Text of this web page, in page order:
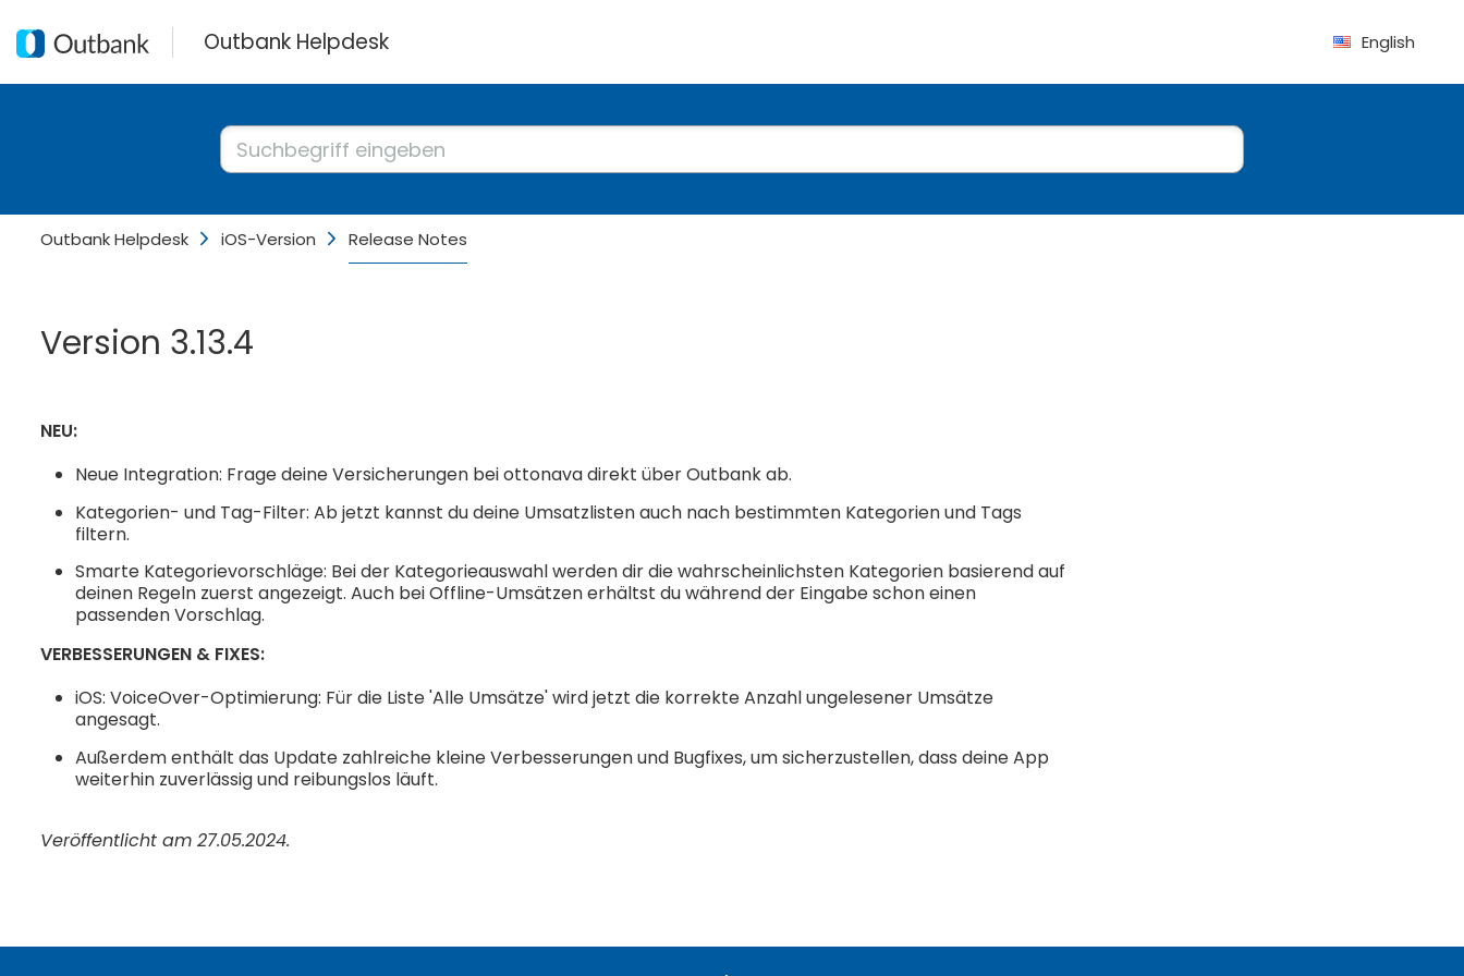
Outbank Helpdesk English
Outbank Helpdesk iOS-Version Release Notes
Version 3.13.4
NEU:
Neue Integration: Frage deine Versicherungen bei ottonava direkt über Outbank ab.
Kategorien- und Tag-Filter: Ab jetzt kannst du deine Umsatzlisten auch nach bestimmten Kategorien und Tags
filtern.
Smarte Kategorievorschläge: Bei der Kategorieauswahl werden dir die wahrscheinlichsten Kategorien basierend auf
deinen Regeln zuerst angezeigt. Auch bei Offline-Umsätzen erhältst du während der Eingabe schon einen
passenden Vorschlag.
VERBESSERUNGEN & FIXES:
iOS: VoiceOver-Optimierung: Für die Liste 'Alle Umsätze' wird jetzt die korrekte Anzahl ungelesener Umsätze
angesagt.
Außerdem enthält das Update zahlreiche kleine Verbesserungen und Bugfixes, um sicherzustellen, dass deine App
weiterhin zuverlässig und reibungslos läuft.
Veröffentlicht am 27.05.2024.